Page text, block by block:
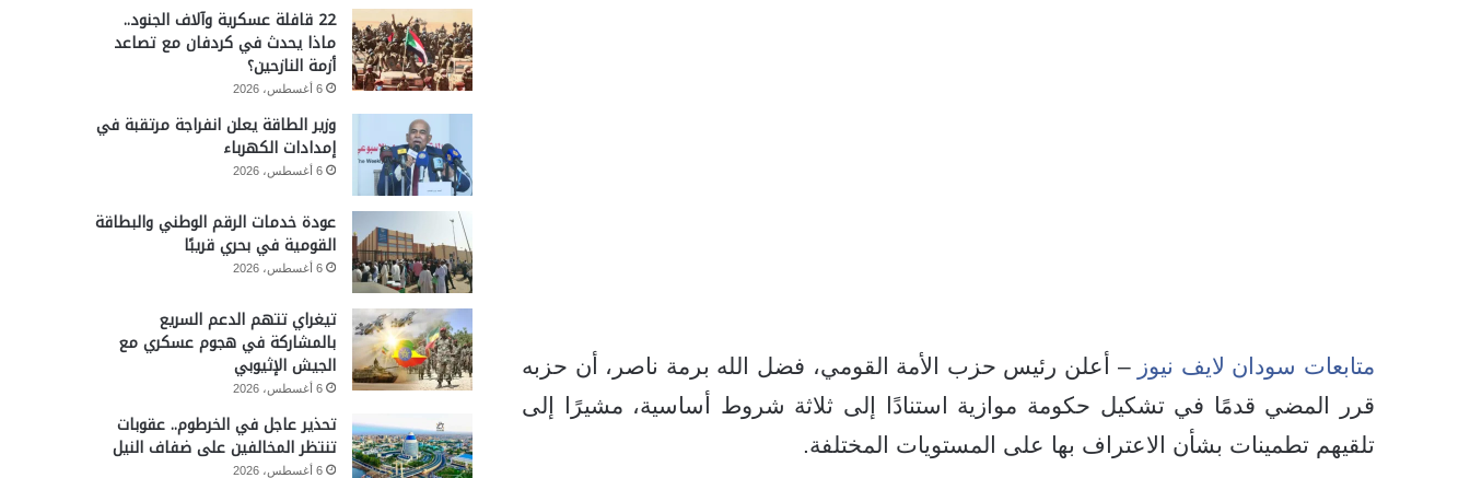
متابعات سودان لايف نيوز – أعلن رئيس حزب الأمة القومي، فضل الله برمة ناصر، أن حزبه
قرر المضي قدمًا في تشكيل حكومة موازية استنادًا إلى ثلاثة شروط أساسية، مشيرًا إلى
تلقيهم تطمينات بشأن الاعتراف بها على المستويات المختلفة.
22 قافلة عسكرية وآلاف الجنود..
ماذا يحدث في كردفان مع تصاعد
أزمة النازحين؟
6 أغسطس، 2026
وزير الطاقة يعلن انفراجة مرتقبة في
إمدادات الكهرباء
6 أغسطس، 2026
عودة خدمات الرقم الوطني والبطاقة
القومية في بحري قريبًا
6 أغسطس، 2026
تيغراي تتهم الدعم السريع
بالمشاركة في هجوم عسكري مع
الجيش الإثيوبي
6 أغسطس، 2026
تحذير عاجل في الخرطوم.. عقوبات
تنتظر المخالفين على ضفاف النيل
6 أغسطس، 2026